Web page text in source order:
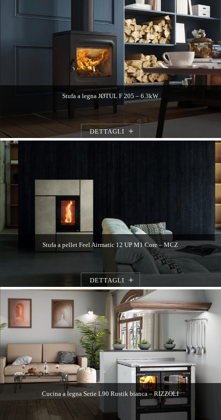
Stufa a legna JØTUL F 205 – 6.3kW
DETTAGLI
Stufa a pellet Feel Airmatic 12 UP M1 Core – MCZ
DETTAGLI
Cucina a legna Serie L90 Rustik bianca – RIZZOLI